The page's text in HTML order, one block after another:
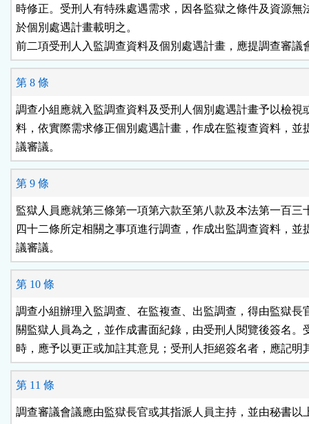
時修正。受刑人有特殊處遇需求，因各監獄之條件及資源無
於個別處遇計畫載明之。
前二項受刑人入監調查資料及個別處遇計畫，應提調查審議
第 8 條
調查小組應就入監調查資料及受刑人個別處遇計畫予以檢視
料，依實際需求修正個別處遇計畫，作成在監複查資料，並
議審議。
第 9 條
監獄人員應就第三條第一項第六款至第八款及本法第一百三
四十二條所定相關之事項進行調查，作成出監調查資料，並
議審議。
第 10 條
調查小組辦理入監調查、在監複查、出監調查，得由監獄長
關監獄人員為之，並作成書面紀錄，由受刑人閱覽後簽名。
時，應予以更正或加註其意見；受刑人拒絕簽名者，應記明
第 11 條
調查審議會議應由監獄長官或其指派人員主持，並由秘書以